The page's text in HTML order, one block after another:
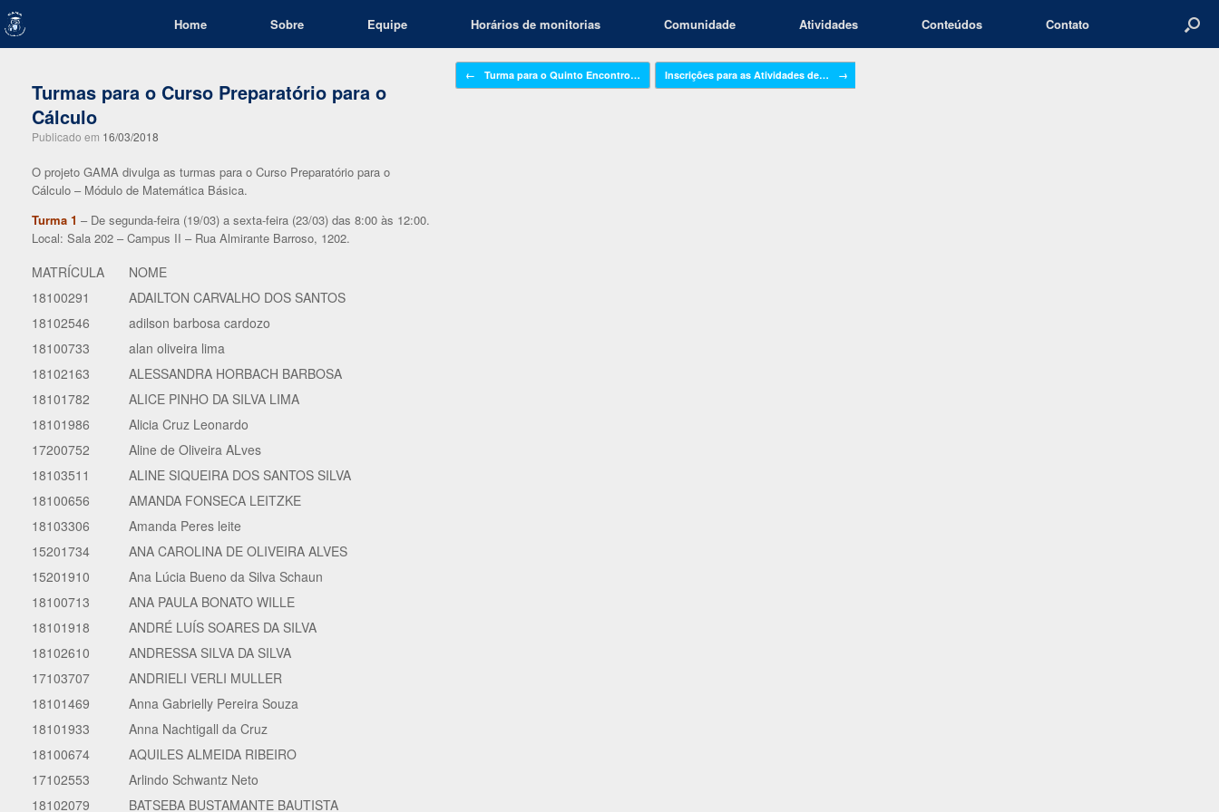
Skip
to
content
Home Sobre Equipe Horários de monitorias Comunidade Atividades Conteúdos Contato
Turmas para o Curso Preparatório para o
Cálculo
Publicado em 16/03/2018
O projeto GAMA divulga as turmas para o Curso Preparatório para o
Cálculo – Módulo de Matemática Básica.
Turma 1 – De segunda-feira (19/03) a sexta-feira (23/03) das 8:00 às 12:00.
Local: Sala 202 – Campus II – Rua Almirante Barroso, 1202.
MATRÍCULA
NOME
18100291
ADAILTON CARVALHO DOS SANTOS
18102546
adilson barbosa cardozo
18100733
alan oliveira lima
18102163
ALESSANDRA HORBACH BARBOSA
18101782
ALICE PINHO DA SILVA LIMA
18101986
Alicia Cruz Leonardo
17200752
Aline de Oliveira ALves
18103511
ALINE SIQUEIRA DOS SANTOS SILVA
18100656
AMANDA FONSECA LEITZKE
18103306
Amanda Peres leite
15201734
ANA CAROLINA DE OLIVEIRA ALVES
15201910
Ana Lúcia Bueno da Silva Schaun
18100713
ANA PAULA BONATO WILLE
18101918
ANDRÉ LUÍS SOARES DA SILVA
18102610
ANDRESSA SILVA DA SILVA
17103707
ANDRIELI VERLI MULLER
18101469
Anna Gabrielly Pereira Souza
18101933
Anna Nachtigall da Cruz
18100674
AQUILES ALMEIDA RIBEIRO
17102553
Arlindo Schwantz Neto
18102079
BATSEBA BUSTAMANTE BAUTISTA
Navegação de posts
← Turma para o Quinto Encontro… Inscrições para as Atividades de… →